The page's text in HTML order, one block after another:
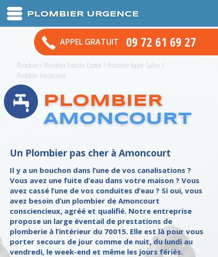
PLOMBIER URGENCE
APPEL GRATUIT 09 72 61 69 27
Plombier/ Plombier Franche Comte / Plombier Haute-Saône /
Plombier Amoncourt
PLOMBIER
AMONCOURT
Un Plombier pas cher à Amoncourt
Il y a un bouchon dans l’une de vos canalisations ?
Vous avez une fuite d’eau dans votre maison ? Vous
avez cassé l’une de vos conduites d’eau ? Si oui, vous
avez besoin d’un plombier de Amoncourt
consciencieux, agréé et qualifié. Notre entreprise
propose un large éventail de prestations de
plomberie à l’intérieur du 70015. Elle est là pour vous
porter secours de jour comme de nuit, du lundi au
vendredi, le week-end et même les jours fériés.